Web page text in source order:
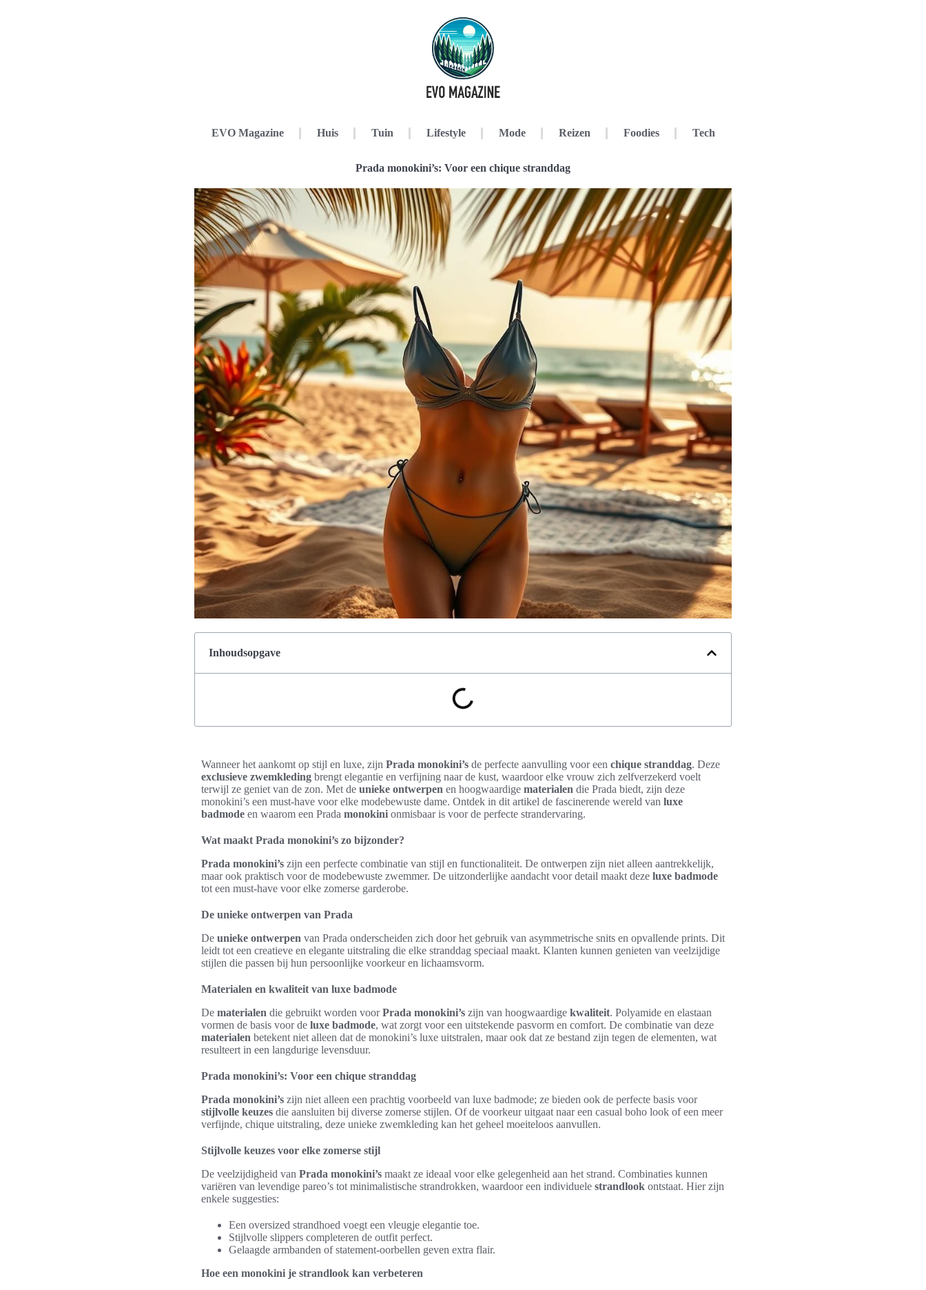
EVO Magazine Huis Tuin Lifestyle Mode Reizen Foodies Tech
Prada monokini’s: Voor een chique stranddag
Inhoudsopgave
Wanneer het aankomt op stijl en luxe, zijn Prada monokini’s de perfecte aanvulling voor een chique stranddag. Deze
exclusieve zwemkleding brengt elegantie en verfijning naar de kust, waardoor elke vrouw zich zelfverzekerd voelt
terwijl ze geniet van de zon. Met de unieke ontwerpen en hoogwaardige materialen die Prada biedt, zijn deze
monokini’s een must-have voor elke modebewuste dame. Ontdek in dit artikel de fascinerende wereld van luxe
badmode en waarom een Prada monokini onmisbaar is voor de perfecte strandervaring.
Wat maakt Prada monokini’s zo bijzonder?
Prada monokini’s zijn een perfecte combinatie van stijl en functionaliteit. De ontwerpen zijn niet alleen aantrekkelijk,
maar ook praktisch voor de modebewuste zwemmer. De uitzonderlijke aandacht voor detail maakt deze luxe badmode
tot een must-have voor elke zomerse garderobe.
De unieke ontwerpen van Prada
De unieke ontwerpen van Prada onderscheiden zich door het gebruik van asymmetrische snits en opvallende prints. Dit
leidt tot een creatieve en elegante uitstraling die elke stranddag speciaal maakt. Klanten kunnen genieten van veelzijdige
stijlen die passen bij hun persoonlijke voorkeur en lichaamsvorm.
Materialen en kwaliteit van luxe badmode
De materialen die gebruikt worden voorPrada monokini’s zijn van hoogwaardige kwaliteit. Polyamide en elastaan
vormen de basis voor de luxe badmode, wat zorgt voor een uitstekende pasvorm en comfort. De combinatie van deze
materialen betekent niet alleen dat de monokini’s luxe uitstralen, maar ook dat ze bestand zijn tegen de elementen, wat
resulteert in een langdurige levensduur.
Prada monokini’s: Voor een chique stranddag
Prada monokini’s zijn niet alleen een prachtig voorbeeld van luxe badmode; ze bieden ook de perfecte basis voor
stijlvolle keuzes die aansluiten bij diverse zomerse stijlen. Of de voorkeur uitgaat naar een casual boho look of een meer
verfijnde, chique uitstraling, deze unieke zwemkleding kan het geheel moeiteloos aanvullen.
Stijlvolle keuzes voor elke zomerse stijl
De veelzijdigheid van Prada monokini’s maakt ze ideaal voor elke gelegenheid aan het strand. Combinaties kunnen
variëren van levendige pareo’s tot minimalistische strandrokken, waardoor een individuele strandlook ontstaat. Hier zijn
enkele suggesties:
Een oversized strandhoed voegt een vleugje elegantie toe.
Stijlvolle slippers completeren de outfit perfect.
Gelaagde armbanden of statement-oorbellen geven extra flair.
Hoe een monokini je strandlook kan verbeteren